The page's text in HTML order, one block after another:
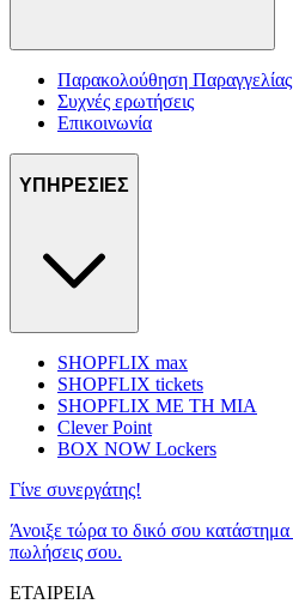
Παρακολούθηση Παραγγελίας
Συχνές ερωτήσεις
Επικοινωνία
ΥΠΗΡΕΣΙΕΣ
SHOPFLIX max
SHOPFLIX tickets
SHOPFLIX ΜΕ ΤΗ ΜΙΑ
Clever Point
BOX NOW Lockers
Γίνε συνεργάτης!
Άνοιξε τώρα το δικό σου
πωλήσεις σου.
ΕΤΑΙΡΕΙΑ